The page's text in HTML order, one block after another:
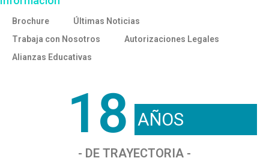
Brochure
Últimas Noticias
Trabaja con Nosotros
Autorizaciones Legales
Alianzas Educativas
18 AÑOS
- DE TRAYECTORIA -